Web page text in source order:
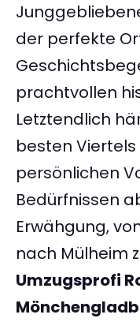
der perfekte
prachtvollen
Letztendlich
besten
persönlichen
Bedürfnissen
Erwähgung,
nach Mülheim
Umzugsprofi